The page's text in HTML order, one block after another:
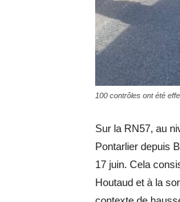
100 contrôles ont été
Sur la RN57, au
Pontarlier depuis
17 juin. Cela
Houtaud et à la